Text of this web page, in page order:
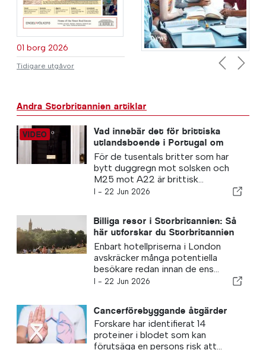
01 borg 2026
Tidigare utgåvor Previous
Next
Andra Storbritannien artiklar
Vad innebär det för brittiska
utlandsboende i Portugal om
Andy Burnham blir
premiärminister?
För de tusentals britter som har
bytt duggregn mot solsken och
M25 mot A22 är brittisk...
I - 22 Jun 2026
Billiga resor i Storbritannien: Så
här utforskar du Storbritannien
med en liten budget
Enbart hotellpriserna i London
avskräcker många potentiella
besökare redan innan de ens...
I - 22 Jun 2026
Cancerförebyggande åtgärder
Forskare har identifierat 14
proteiner i blodet som kan
förutsäga en persons risk att...